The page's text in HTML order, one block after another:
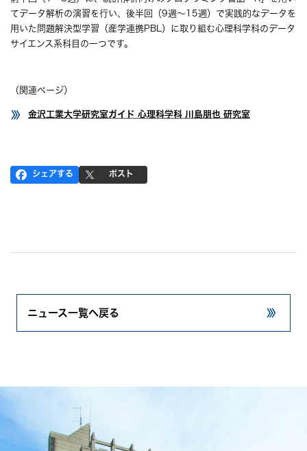
てデータ解析の演習を行い、後半回（9週～15週）で実践的なデータを
用いた問題解決型学習（産学連携PBL）に取り組む心理科学科のデータ
サイエンス系科目の一つです。
（関連ページ）
金沢工業大学研究室ガイド 心理科学科 川島朋也 研究室
シェアする ポスト
ニュース一覧へ戻る